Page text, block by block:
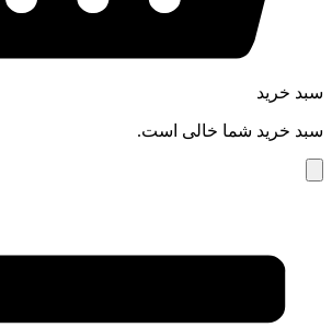
سبد خرید
سبد خرید شما خالی است.